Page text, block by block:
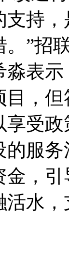
持
”招
淼表
，
享受
服
，
水